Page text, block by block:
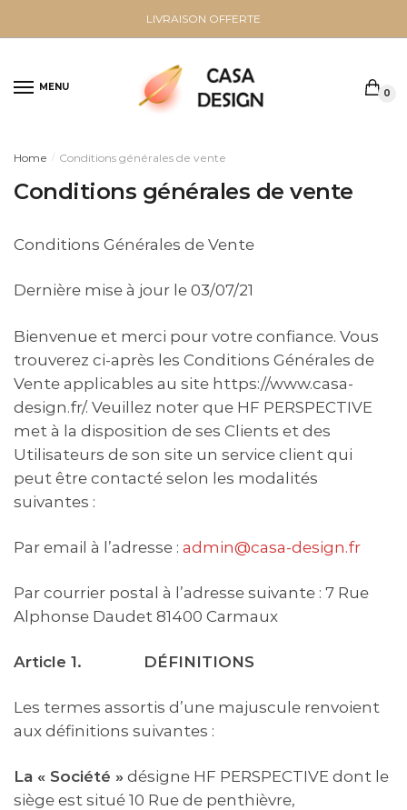
LIVRAISON OFFERTE
MENU
0
Home / Conditions générales de vente
Conditions générales de vente
Conditions Générales de Vente
Dernière mise à jour le 03/07/21
Bienvenue et merci pour votre confiance. Vous
trouverez ci-après les Conditions Générales de
Vente applicables au site https://www.casa-
design.fr/. Veuillez noter que HF PERSPECTIVE
met à la disposition de ses Clients et des
Utilisateurs de son site un service client qui
peut être contacté selon les modalités
suivantes :
Par email à l’adresse : admin@casa-design.fr
Par courrier postal à l’adresse suivante : 7 Rue
Alphonse Daudet 81400 Carmaux
Article 1. DÉFINITIONS
Les termes assortis d’une majuscule renvoient
aux définitions suivantes :
La « Société » désigne HF PERSPECTIVE dont le
siège est situé 10 Rue de penthièvre,